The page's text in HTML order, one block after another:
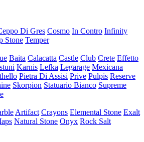
Di Gres Cosmo In Contro Infinity
Stone Temper
Baita Calacatta Castle Club Crete Effetto
Karnis Lefka Legarage Mexicana
Pietra Di Assisi Prive Pulpis Reserve
Skorpion Statuario Bianco Supreme
Artifact Crayons Elemental Stone Exalt
Natural Stone Onyx Rock Salt